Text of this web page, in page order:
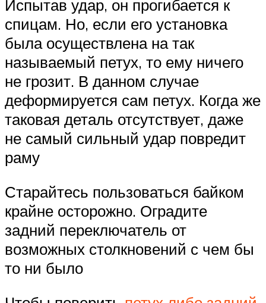
Испытав удар, он прогибается к
спицам. Но, если его установка
была осуществлена на так
называемый петух, то ему ничего
не грозит. В данном случае
деформируется сам петух. Когда же
таковая деталь отсутствует, даже
не самый сильный удар повредит
раму
Старайтесь пользоваться байком
крайне осторожно. Оградите
задний переключатель от
возможных столкновений с чем бы
то ни было